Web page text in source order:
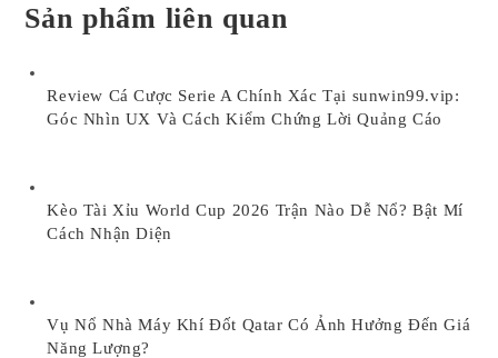
Sản phẩm liên quan
Review Cá Cược Serie A Chính Xác Tại sunwin99.vip:
Góc Nhìn UX Và Cách Kiểm Chứng Lời Quảng Cáo
Kèo Tài Xỉu World Cup 2026 Trận Nào Dễ Nổ? Bật Mí
Cách Nhận Diện
Vụ Nổ Nhà Máy Khí Đốt Qatar Có Ảnh Hưởng Đến Giá
Năng Lượng?